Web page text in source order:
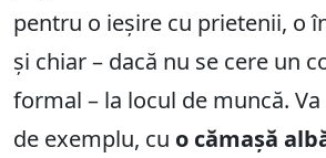
pentru o ieșire cu prietenii, o
și chiar – dacă nu se cere un
formal – la locul de muncă.
de exemplu, cu o cămașă